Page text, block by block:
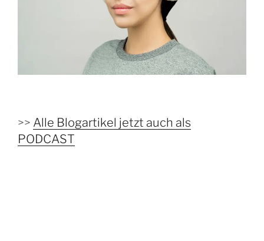
>> Alle Blogartikel jetzt auch als
PODCAST